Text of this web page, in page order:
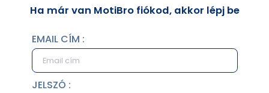
Ha már van MotiBro fiókod, akkor lépj be
EMAIL CÍM :
JELSZÓ :